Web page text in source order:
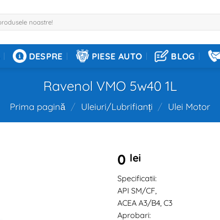
DESPRE PIESE AUTO BLOG
Ravenol VMO 5w40 1L
Prima pagină / Uleiuri/Lubrifianți / Ulei Motor
0 lei
Specificatii:
API SM/CF,
ACEA A3/B4, C3
Aprobari: